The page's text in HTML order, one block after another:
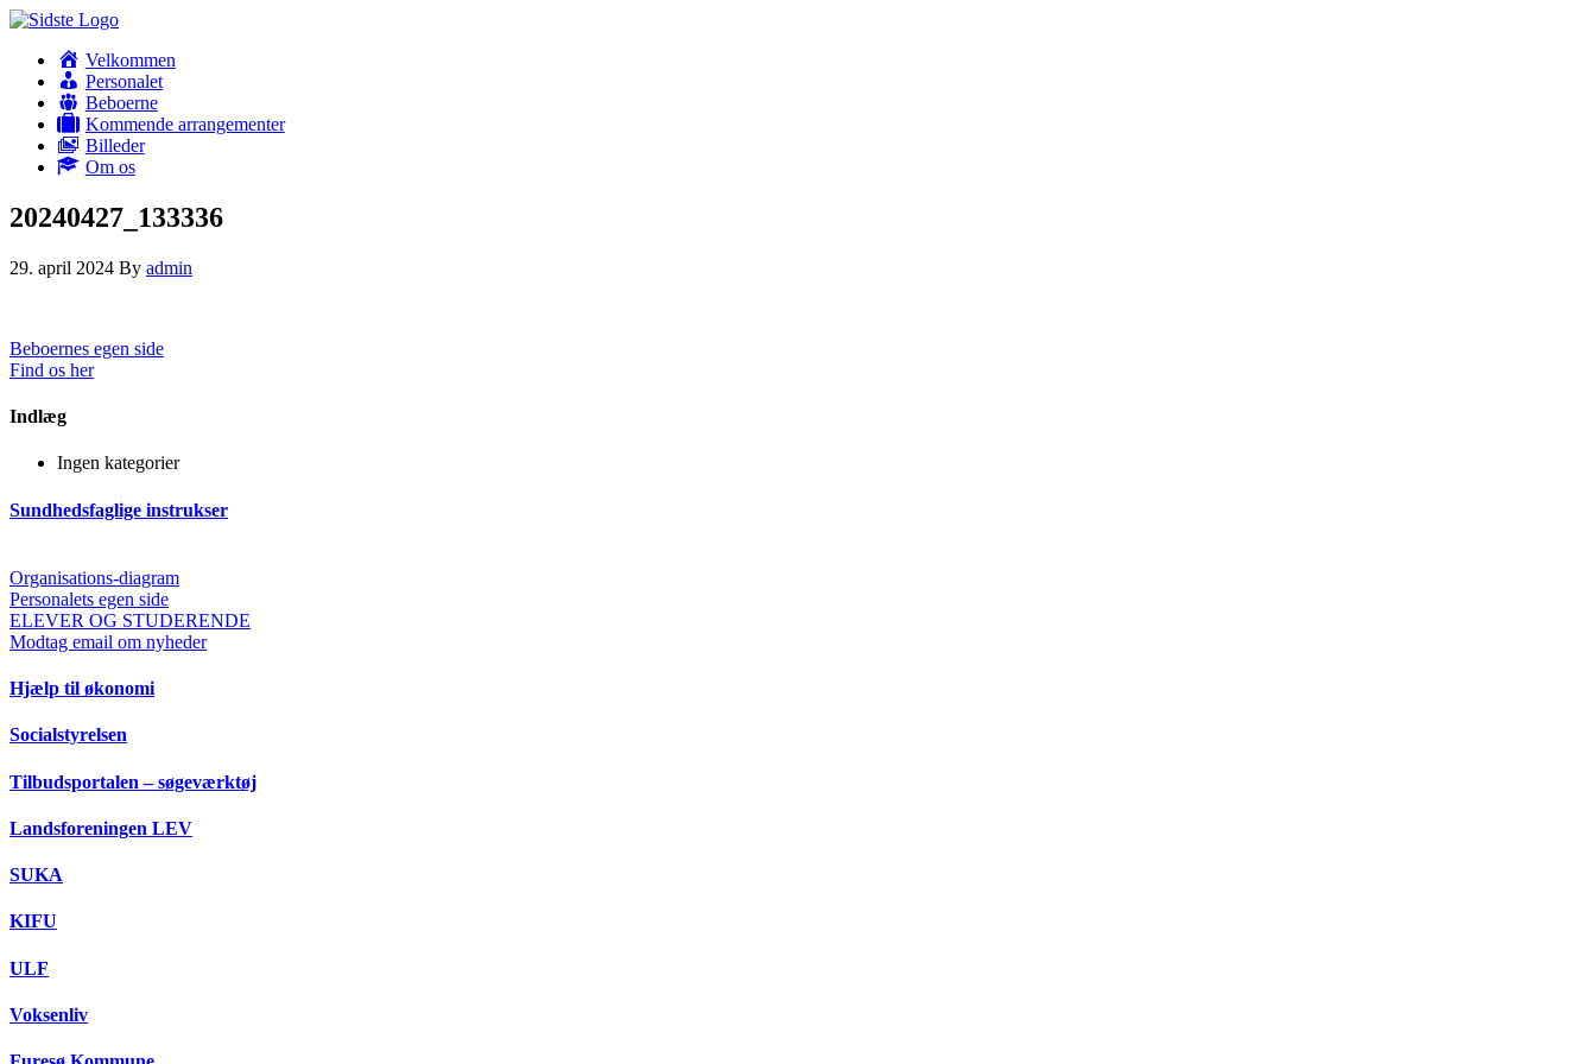
Velkommen
Personalet
Beboerne
Kommende arrangementer
Billeder
Om os
20240427_133336
29. april 2024 By admin
Beboernes egen side
Find os her
Indlæg
Ingen kategorier
Sundhedsfaglige instrukser
Organisations-diagram
Personalets egen side
ELEVER OG STUDERENDE
Modtag email om nyheder
Hjælp til økonomi
Socialstyrelsen
Tilbudsportalen – søgeværktøj
Landsforeningen LEV
SUKA
KIFU
ULF
Voksenliv